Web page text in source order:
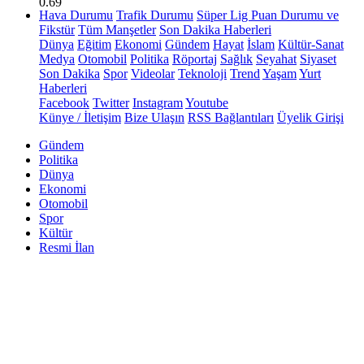
Hava Durumu Trafik Durumu Süper Lig Puan Durumu ve
Fikstür Tüm Manşetler Son Dakika Haberleri
Dünya Eğitim Ekonomi Gündem Hayat İslam Kültür-Sanat
Medya Otomobil Politika Röportaj Sağlık Seyahat Siyaset
Son Dakika Spor Videolar Teknoloji Trend YaşamYurt
Haberleri
Facebook Twitter InstagramYoutube
Künye / İletişim Bize Ulaşın RSS Bağlantıları Üyelik Girişi
Gündem
Politika
Dünya
Ekonomi
Otomobil
Spor
Kültür
Resmi İlan